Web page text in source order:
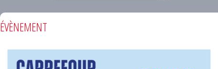
ÉVÈNEMENT